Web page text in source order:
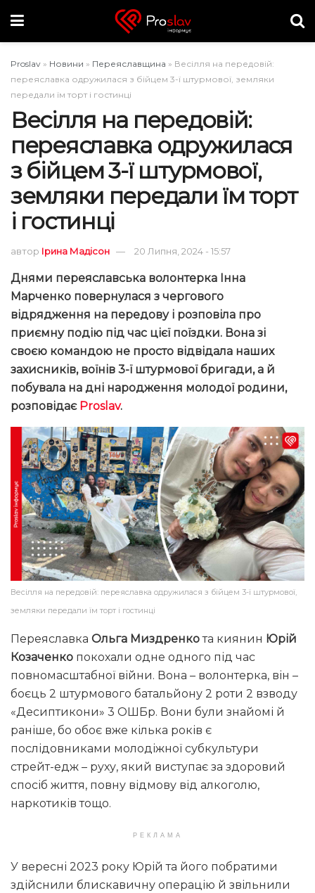
Proslav » Новини » Переяславщина » Весілля на передовій:
переяславка одружилася з бійцем 3-ї штурмової, земляки
передали їм торт і гостинці
Весілля на передовій:
переяславка одружилася
з бійцем 3-ї штурмової,
земляки передали їм торт
і гостинці
автор Ірина Мадісон 20 Липня, 2024 - 15:57
Днями переяславська волонтерка Інна
Марченко повернулася з чергового
відрядження на передову і розповіла про
приємну подію під час цієї поїздки. Вона зі
своєю командою не просто відвідала наших
захисників, воїнів 3-ї штурмової бригади, а й
побувала на дні народження молодої родини,
розповідає Proslav.
Весілля на передовій: переяславка одружилася з бійцем 3-ї штурмової,
земляки передали їм торт і гостинці
Переяславка Ольга Миздренкота киянин Юрій
Козаченко покохали одне одного під час
повномасштабної війни. Вона – волонтерка, він –
боєць 2 штурмового батальйону 2 роти 2 взводу
«Десиптикони» 3 ОШБр. Вони були знайомі й
раніше, бо обоє вже кілька років є
послідовниками молодіжної субкультури
стрейт-едж – руху, який виступає за здоровий
спосіб життя, повну відмову від алкоголю,
наркотиків тощо.
РЕКЛАМА
У вересні 2023 року Юрій та його побратими
здійснили блискавичну операцію й звільнили